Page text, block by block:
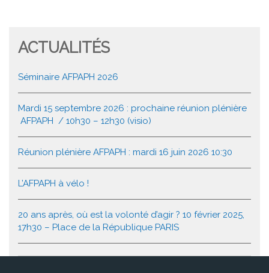
ACTUALITÉS
Séminaire AFPAPH 2026
Mardi 15 septembre 2026 : prochaine réunion plénière
AFPAPH / 10h30 – 12h30 (visio)
Réunion plénière AFPAPH : mardi 16 juin 2026 10:30
L’AFPAPH à vélo !
20 ans après, où est la volonté d’agir ? 10 février 2025,
17h30 – Place de la République PARIS